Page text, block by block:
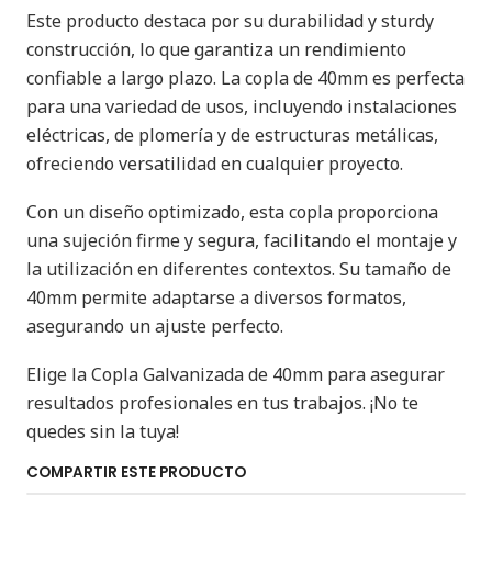
Este producto destaca por su durabilidad y sturdy
construcción, lo que garantiza un rendimiento
confiable a largo plazo. La copla de 40mm es perfecta
para una variedad de usos, incluyendo instalaciones
eléctricas, de plomería y de estructuras metálicas,
ofreciendo versatilidad en cualquier proyecto.
Con un diseño optimizado, esta copla proporciona
una sujeción firme y segura, facilitando el montaje y
la utilización en diferentes contextos. Su tamaño de
40mm permite adaptarse a diversos formatos,
asegurando un ajuste perfecto.
Elige la Copla Galvanizada de 40mm para asegurar
resultados profesionales en tus trabajos. ¡No te
quedes sin la tuya!
COMPARTIR ESTE PRODUCTO